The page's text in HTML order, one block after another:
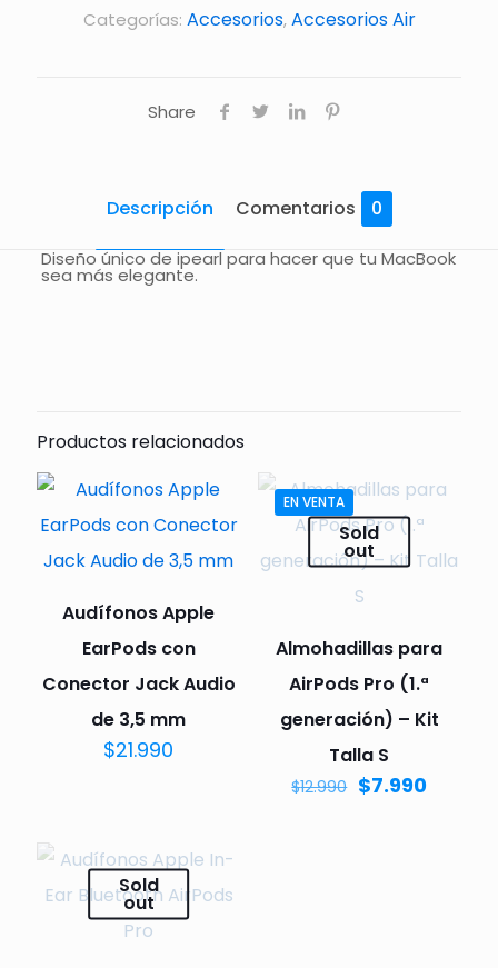
Categorías: Accesorios,Accesorios Air
Share
Descripción Comentarios 0
Diseño único de ipearl para hacer que tu MacBook
sea más elegante.
Productos relacionados
Audífonos Apple
EarPods con
Conector Jack Audio
de 3,5 mm
$21.990
EN VENTA
Sold
out
Almohadillas para
AirPods Pro (1.ª
generación) – Kit
Talla S
$12.990 $7.990
Sold
out